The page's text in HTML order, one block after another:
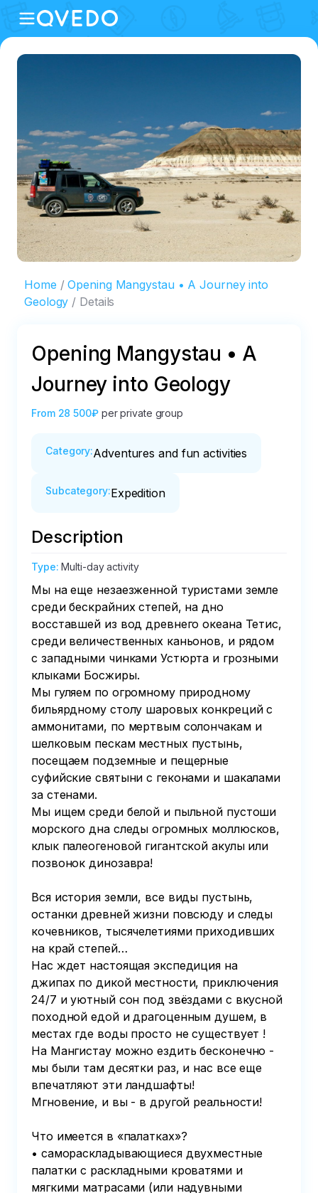
Home
Opening Mangystau • A Journey into
Geology
Details
Opening Mangystau • A
Journey into Geology
From 28 500₽ per private group
Category:Adventures and fun activities
Subcategory:Expedition
Description
Type:Multi-day activity
Мы на еще незаезженной туристами земле
среди бескрайних степей, на дно
восставшей из вод древнего океана Тетис,
среди величественных каньонов, и рядом
с западными чинками Устюрта и грозными
клыками Босжиры.
Мы гуляем по огромному природному
бильярдному столу шаровых конкреций с
аммонитами, по мертвым солончакам и
шелковым пескам местных пустынь,
посещаем подземные и пещерные
суфийские святыни с геконами и шакалами
за стенами.
Мы ищем среди белой и пыльной пустоши
морского дна следы огромных моллюсков,
клык палеогеновой гигантской акулы или
позвонок динозавра!
Вся история земли, все виды пустынь,
останки древней жизни повсюду и следы
кочевников, тысячелетиями приходивших
на край степей…
Нас ждет настоящая экспедиция на
джипах по дикой местности, приключения
24/7 и уютный сон под звёздами с вкусной
походной едой и драгоценным душем, в
местах где воды просто не существует !
На Мангистау можно ездить бесконечно -
мы были там десятки раз, и нас все еще
впечатляют эти ландшафты!
Мгновение, и вы - в другой реальности!
Что имеется в «палатках»?
• самораскладывающиеся двухместные
палатки с раскладными кроватями и
мягкими матрасами (или надувными